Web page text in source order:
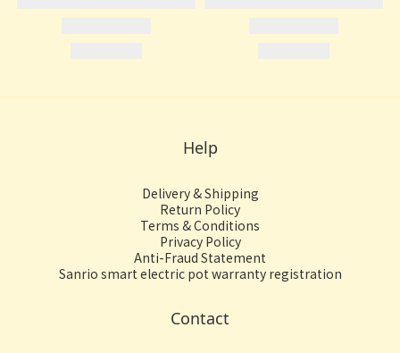
Help
Delivery & Shipping
Return Policy
Terms & Conditions
Privacy Policy
Anti-Fraud Statement
Sanrio smart electric pot warranty registration
Contact